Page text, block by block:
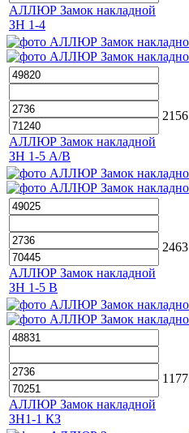
АЛЛЮР Замок накладной
ЗН 1-4
АЛЛЮР Замок накладной
ЗН 1-5 А/В
2156
АЛЛЮР Замок накладной
ЗН 1-5 В
2463
АЛЛЮР Замок накладной
ЗН1-1 КЗ
1177